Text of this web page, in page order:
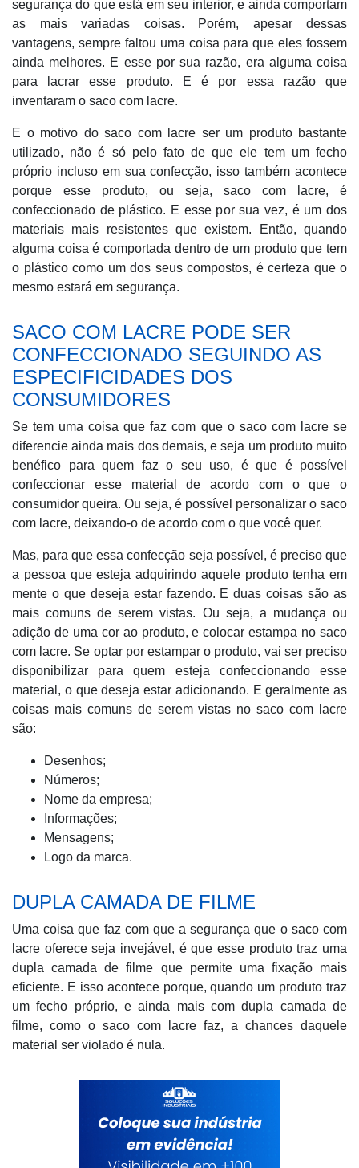
segurança do que está em seu interior, e ainda comportam
as mais variadas coisas. Porém, apesar dessas
vantagens, sempre faltou uma coisa para que eles fossem
ainda melhores. E esse por sua razão, era alguma coisa
para lacrar esse produto. E é por essa razão que
inventaram o saco com lacre.
E o motivo do saco com lacre ser um produto bastante
utilizado, não é só pelo fato de que ele tem um fecho
próprio incluso em sua confecção, isso também acontece
porque esse produto, ou seja, saco com lacre, é
confeccionado de plástico. E esse por sua vez, é um dos
materiais mais resistentes que existem. Então, quando
alguma coisa é comportada dentro de um produto que tem
o plástico como um dos seus compostos, é certeza que o
mesmo estará em segurança.
SACO COM LACRE PODE SER
CONFECCIONADO SEGUINDO AS
ESPECIFICIDADES DOS
CONSUMIDORES
Se tem uma coisa que faz com que o saco com lacre se
diferencie ainda mais dos demais, e seja um produto muito
benéfico para quem faz o seu uso, é que é possível
confeccionar esse material de acordo com o que o
consumidor queira. Ou seja, é possível personalizar o saco
com lacre, deixando-o de acordo com o que você quer.
Mas, para que essa confecção seja possível, é preciso que
a pessoa que esteja adquirindo aquele produto tenha em
mente o que deseja estar fazendo. E duas coisas são as
mais comuns de serem vistas. Ou seja, a mudança ou
adição de uma cor ao produto, e colocar estampa no saco
com lacre. Se optar por estampar o produto, vai ser preciso
disponibilizar para quem esteja confeccionando esse
material, o que deseja estar adicionando. E geralmente as
coisas mais comuns de serem vistas no saco com lacre
são:
Desenhos;
Números;
Nome da empresa;
Informações;
Mensagens;
Logo da marca.
DUPLA CAMADA DE FILME
Uma coisa que faz com que a segurança que o saco com
lacre oferece seja invejável, é que esse produto traz uma
dupla camada de filme que permite uma fixação mais
eficiente. E isso acontece porque, quando um produto traz
um fecho próprio, e ainda mais com dupla camada de
filme, como o saco com lacre faz, a chances daquele
material ser violado é nula.